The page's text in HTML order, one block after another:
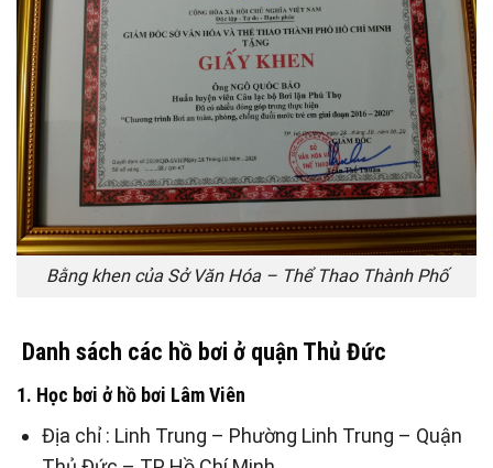
Bằng khen của Sở Văn Hóa – Thể Thao Thành Phố
Danh sách các hồ bơi ở quận Thủ Đức
1. Học bơi ở hồ bơi Lâm Viên
Địa chỉ : Linh Trung – Phường Linh Trung – Quận